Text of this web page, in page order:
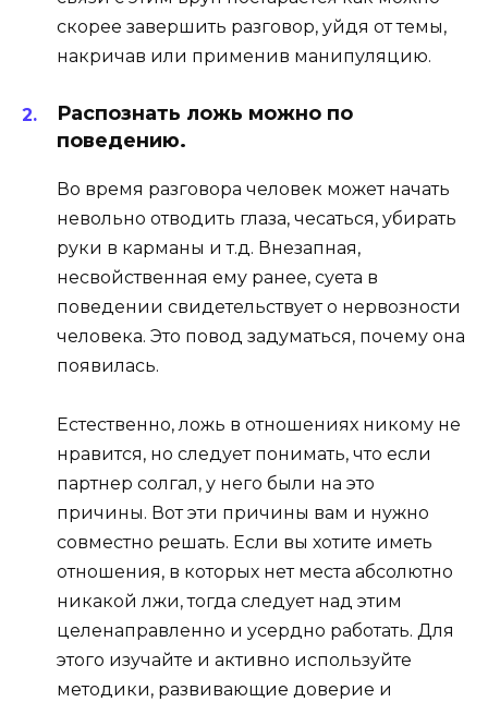
скорее завершить разговор, уйдя от темы,
накричав или применив манипуляцию.
Распознать ложь можно по
поведению.
Во время разговора человек может начать
невольно отводить глаза, чесаться, убирать
руки в карманы и т.д. Внезапная,
несвойственная ему ранее, суета в
поведении свидетельствует о нервозности
человека. Это повод задуматься, почему она
появилась.
Естественно, ложь в отношениях никому не
нравится, но следует понимать, что если
партнер солгал, у него были на это
причины. Вот эти причины вам и нужно
совместно решать. Если вы хотите иметь
отношения, в которых нет места абсолютно
никакой лжи, тогда следует над этим
целенаправленно и усердно работать. Для
этого изучайте и активно используйте
методики, развивающие доверие и